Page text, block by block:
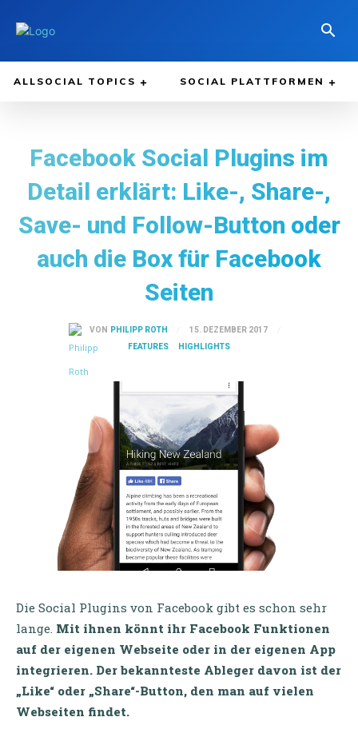
ALLSOCIAL TOPICS SOCIAL PLATTFORMEN
Facebook Social Plugins im
Detail erklärt: Like-, Share-,
Save- und Follow-Button oder
auch die Box für Facebook
Seiten
VON PHILIPP ROTH
15. DEZEMBER 2017
FEATURES
HIGHLIGHTS
Die Social Plugins von Facebook gibt es schon sehr
lange. Mit ihnen könnt ihr Facebook Funktionen
auf der eigenen Webseite oder in der eigenen App
integrieren. Der bekannteste Ableger davon ist der
„Like“ oder „Share“-Button, den man auf vielen
Webseiten findet.